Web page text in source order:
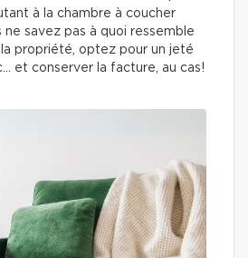
à la chambre à coucher
ne savez pas à quoi ressemble
la propriété, optez pour un jeté
et conserver la facture, au cas!